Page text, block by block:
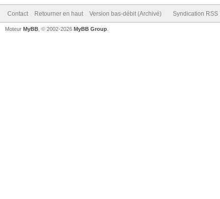
Contact Retourner en haut Version bas-débit (Archivé) Syndication RSS
Moteur MyBB , © 2002-2026 MyBB Group